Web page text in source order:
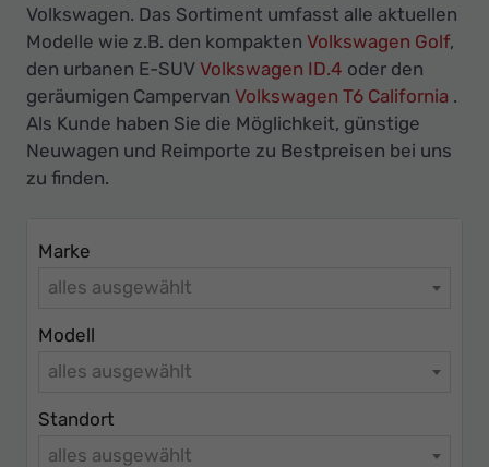
Volkswagen. Das Sortiment umfasst alle aktuellen
Modelle wie z.B. den kompakten Volkswagen Golf,
den urbanen E-SUV Volkswagen ID.4 oder den
geräumigen Campervan Volkswagen T6 California .
Als Kunde haben Sie die Möglichkeit, günstige
Neuwagen und Reimporte zu Bestpreisen bei uns
zu finden.
Marke
alles ausgewählt
Modell
alles ausgewählt
Standort
alles ausgewählt